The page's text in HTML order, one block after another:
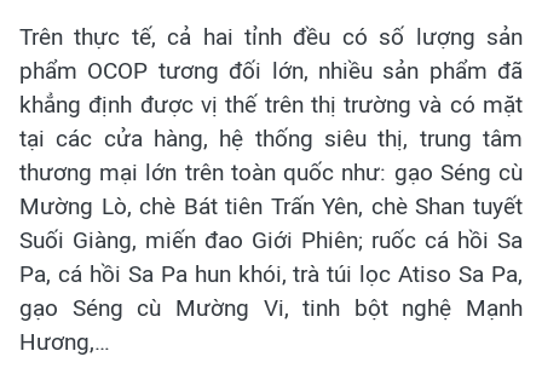
Trên thực tế, cả hai tỉnh đều có số lượng sản
phẩm OCOP tương đối lớn, nhiều sản phẩm đã
khẳng định được vị thế trên thị trường và có mặt
tại các cửa hàng, hệ thống siêu thị, trung tâm
thương mại lớn trên toàn quốc như: gạo Séng cù
Mường Lò, chè Bát tiên Trấn Yên, chè Shan tuyết
Suối Giàng, miến đao Giới Phiên; ruốc cá hồi Sa
Pa, cá hồi Sa Pa hun khói, trà túi lọc Atiso Sa Pa,
gạo Séng cù Mường Vi, tinh bột nghệ Mạnh
Hương,…